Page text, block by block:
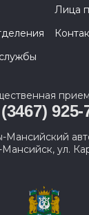
Лица
925-
Мансийский
Мансийск, ул.